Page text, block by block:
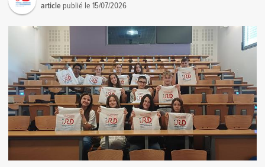
article publié le15/07/2026